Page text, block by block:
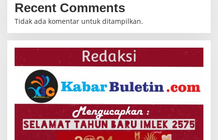
Recent Comments
Tidak ada komentar untuk ditampilkan.